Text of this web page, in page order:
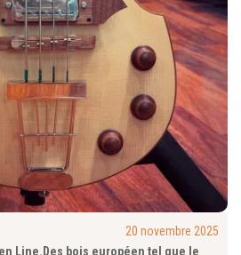
20 novembre 2025
Line.Des bois européen tel que le